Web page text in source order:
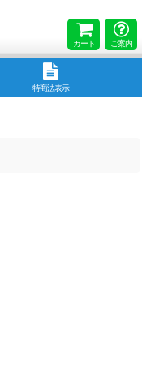
カート ご案内
特商法表示